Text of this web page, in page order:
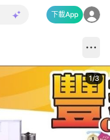
下載App
1/3